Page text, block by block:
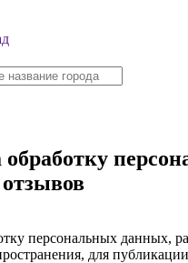
обработку
персональных данных,
для